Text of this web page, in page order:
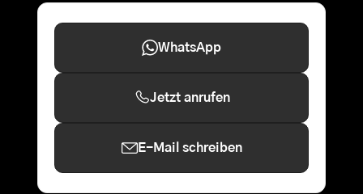
WhatsApp
Jetzt anrufen
E-Mail schreiben